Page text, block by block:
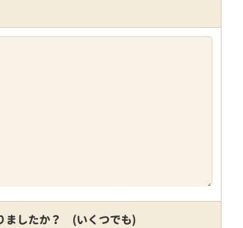
ましたか？ (いくつでも)